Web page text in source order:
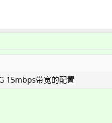
15mbps带宽的配置